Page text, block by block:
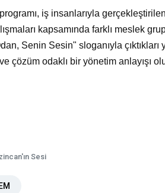
iş insanlarıyla
kapsamında farklı meslek
Senin Sesin" sloganıyla
ve çözüm odaklı bir yönetim anlayışı
Sesi